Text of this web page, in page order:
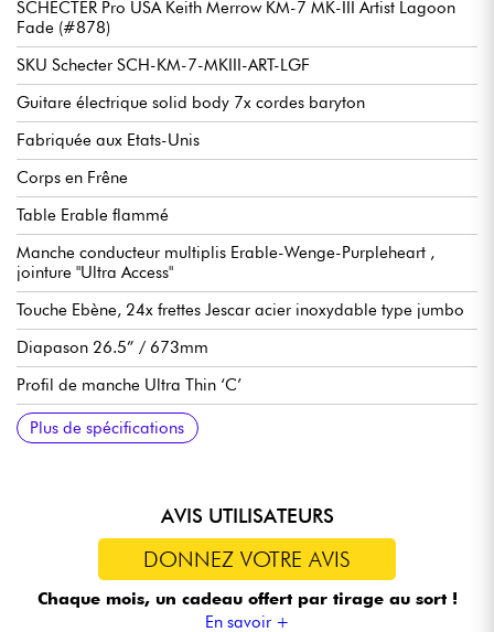
SCHECTER Pro USA Keith Merrow KM-7 MK-III Artist Lagoon
Fade (#878)
SKU Schecter SCH-KM-7-MKIII-ART-LGF
Guitare électrique solid body 7x cordes baryton
Fabriquée aux Etats-Unis
Corps en Frêne
Table Erable flammé
Manche conducteur multiplis Erable-Wenge-Purpleheart ,
jointure "Ultra Access"
Touche Ebène, 24x frettes Jescar acier inoxydable type jumbo
Diapason 26.5” / 673mm
Profil de manche Ultra Thin ‘C’
Epaisseur manche 1e frette 19 mm
Epaisseur manche 12e frette 20 mm
Rayon de touche / radius hybride 12"-16" (304.8mm-406.4
mm)
Largeur manche 1e frette 1.889” / 48mm
Micros double-bobinage Lundgren M7
Volume
Switch coil-split
Sélecteur micros 3x positions
Compartiment pile 9-volt
Chevalet-Cordier fixe cordes traversantes Hipshot Ibby HM
Guitar Bridge
Mécaniques Hipshot Grip-Lock
Plus de spécifications
AVIS UTILISATEURS
DONNEZ VOTRE AVIS
Chaque mois, un cadeau offert par tirage au sort !
En savoir +